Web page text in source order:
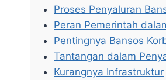
Proses Penyaluran
Peran Pemerintah
Pentingnya Bansos
Tantangan dalam
Kurangnya Infrastruktur